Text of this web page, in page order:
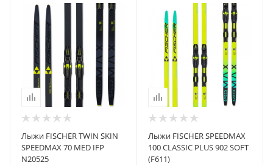
Лыжи FISCHER TWIN SKIN
SPEEDMAX 70 MED IFP
N20525
Лыжи FISCHER SPEEDMAX
100 CLASSIC PLUS 902 SOFT
(F611)